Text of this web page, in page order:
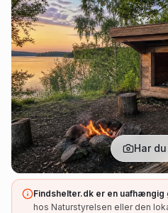
Har
Findshelter.dk er en uafhængig
hos Naturstyrelsen eller den